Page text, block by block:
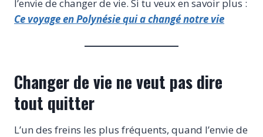
l’envie de changer de vie. Si tu veux en savoir plus :
Ce voyage en Polynésie qui a changé notre vie
Changer de vie ne veut pas dire
tout quitter
L’un des freins les plus fréquents, quand l’envie de